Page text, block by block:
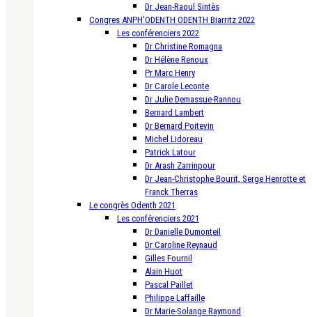
Dr Jean-Raoul Sintès
Congres ANPH’ODENTH ODENTH Biarritz 2022
Les conférenciers 2022
Dr Christine Romagna
Dr Hélène Renoux
Pr Marc Henry
Dr Carole Leconte
Dr Julie Demassue-Rannou
Bernard Lambert
Dr Bernard Poitevin
Michel Lidoreau
Patrick Latour
Dr Arash Zarrinpour
Dr Jean-Christophe Bourit, Serge Henrotte et
Franck Therras
Le congrès Odenth 2021
Les conférenciers 2021
Dr Danielle Dumonteil
Dr Caroline Reynaud
Gilles Fournil
Alain Huot
Pascal Paillet
Philippe Laffaille
Dr Marie-Solange Raymond